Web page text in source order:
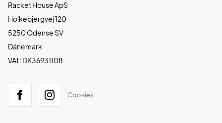
Racket House ApS
Holkebjergvej 120
5250 Odense SV
Dänemark
VAT: DK36931108
Cookies